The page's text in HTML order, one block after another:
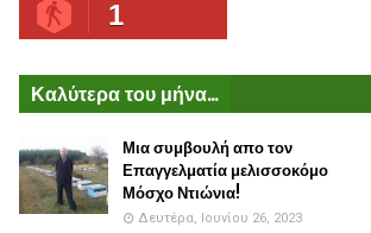
1
Καλύτερα του μήνα...
Μια συμβουλή απο τον
Επαγγελματία μελισσοκόμο
Μόσχο Ντιώνια!
Δευτέρα, Ιουνίου 26, 2023